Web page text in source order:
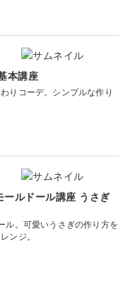
本講座
りコーデ。シンプルな作り
ルドール講座 うさぎ
ル。可愛いうさぎの作り方を
ンジ。